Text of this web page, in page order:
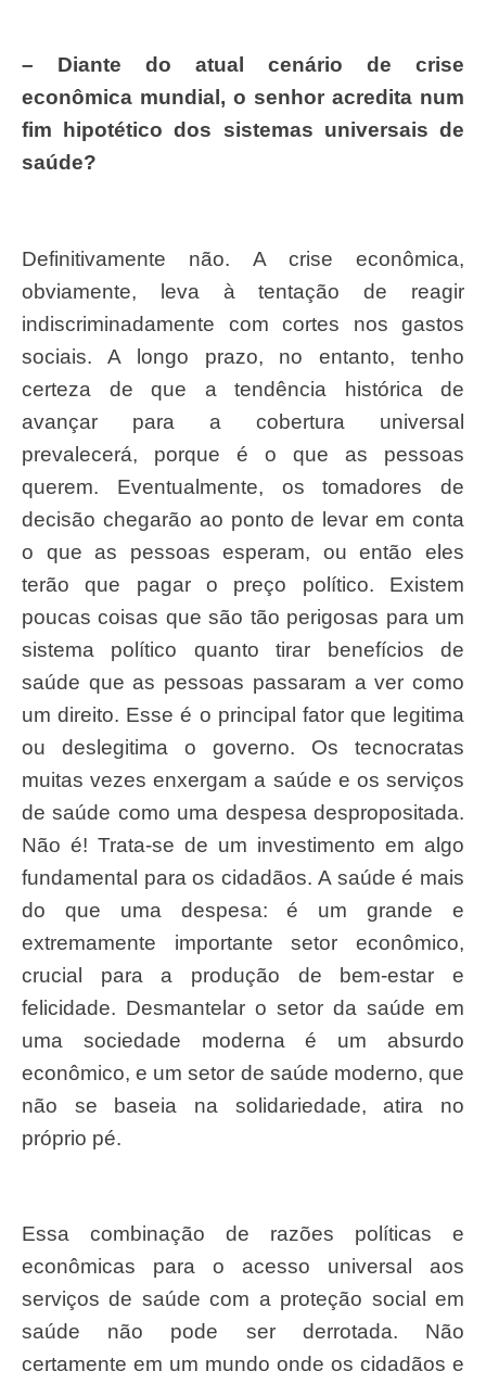
– Diante do atual cenário de crise
econômica mundial, o senhor acredita num
fim hipotético dos sistemas universais de
saúde?
Definitivamente não. A crise econômica,
obviamente, leva à tentação de reagir
indiscriminadamente com cortes nos gastos
sociais. A longo prazo, no entanto, tenho
certeza de que a tendência histórica de
avançar para a cobertura universal
prevalecerá, porque é o que as pessoas
querem. Eventualmente, os tomadores de
decisão chegarão ao ponto de levar em conta
o que as pessoas esperam, ou então eles
terão que pagar o preço político. Existem
poucas coisas que são tão perigosas para um
sistema político quanto tirar benefícios de
saúde que as pessoas passaram a ver como
um direito. Esse é o principal fator que legitima
ou deslegitima o governo. Os tecnocratas
muitas vezes enxergam a saúde e os serviços
de saúde como uma despesa despropositada.
Não é! Trata-se de um investimento em algo
fundamental para os cidadãos. A saúde é mais
do que uma despesa: é um grande e
extremamente importante setor econômico,
crucial para a produção de bem-estar e
felicidade. Desmantelar o setor da saúde em
uma sociedade moderna é um absurdo
econômico, e um setor de saúde moderno, que
não se baseia na solidariedade, atira no
próprio pé.
Essa combinação de razões políticas e
econômicas para o acesso universal aos
serviços de saúde com a proteção social em
saúde não pode ser derrotada. Não
certamente em um mundo onde os cidadãos e